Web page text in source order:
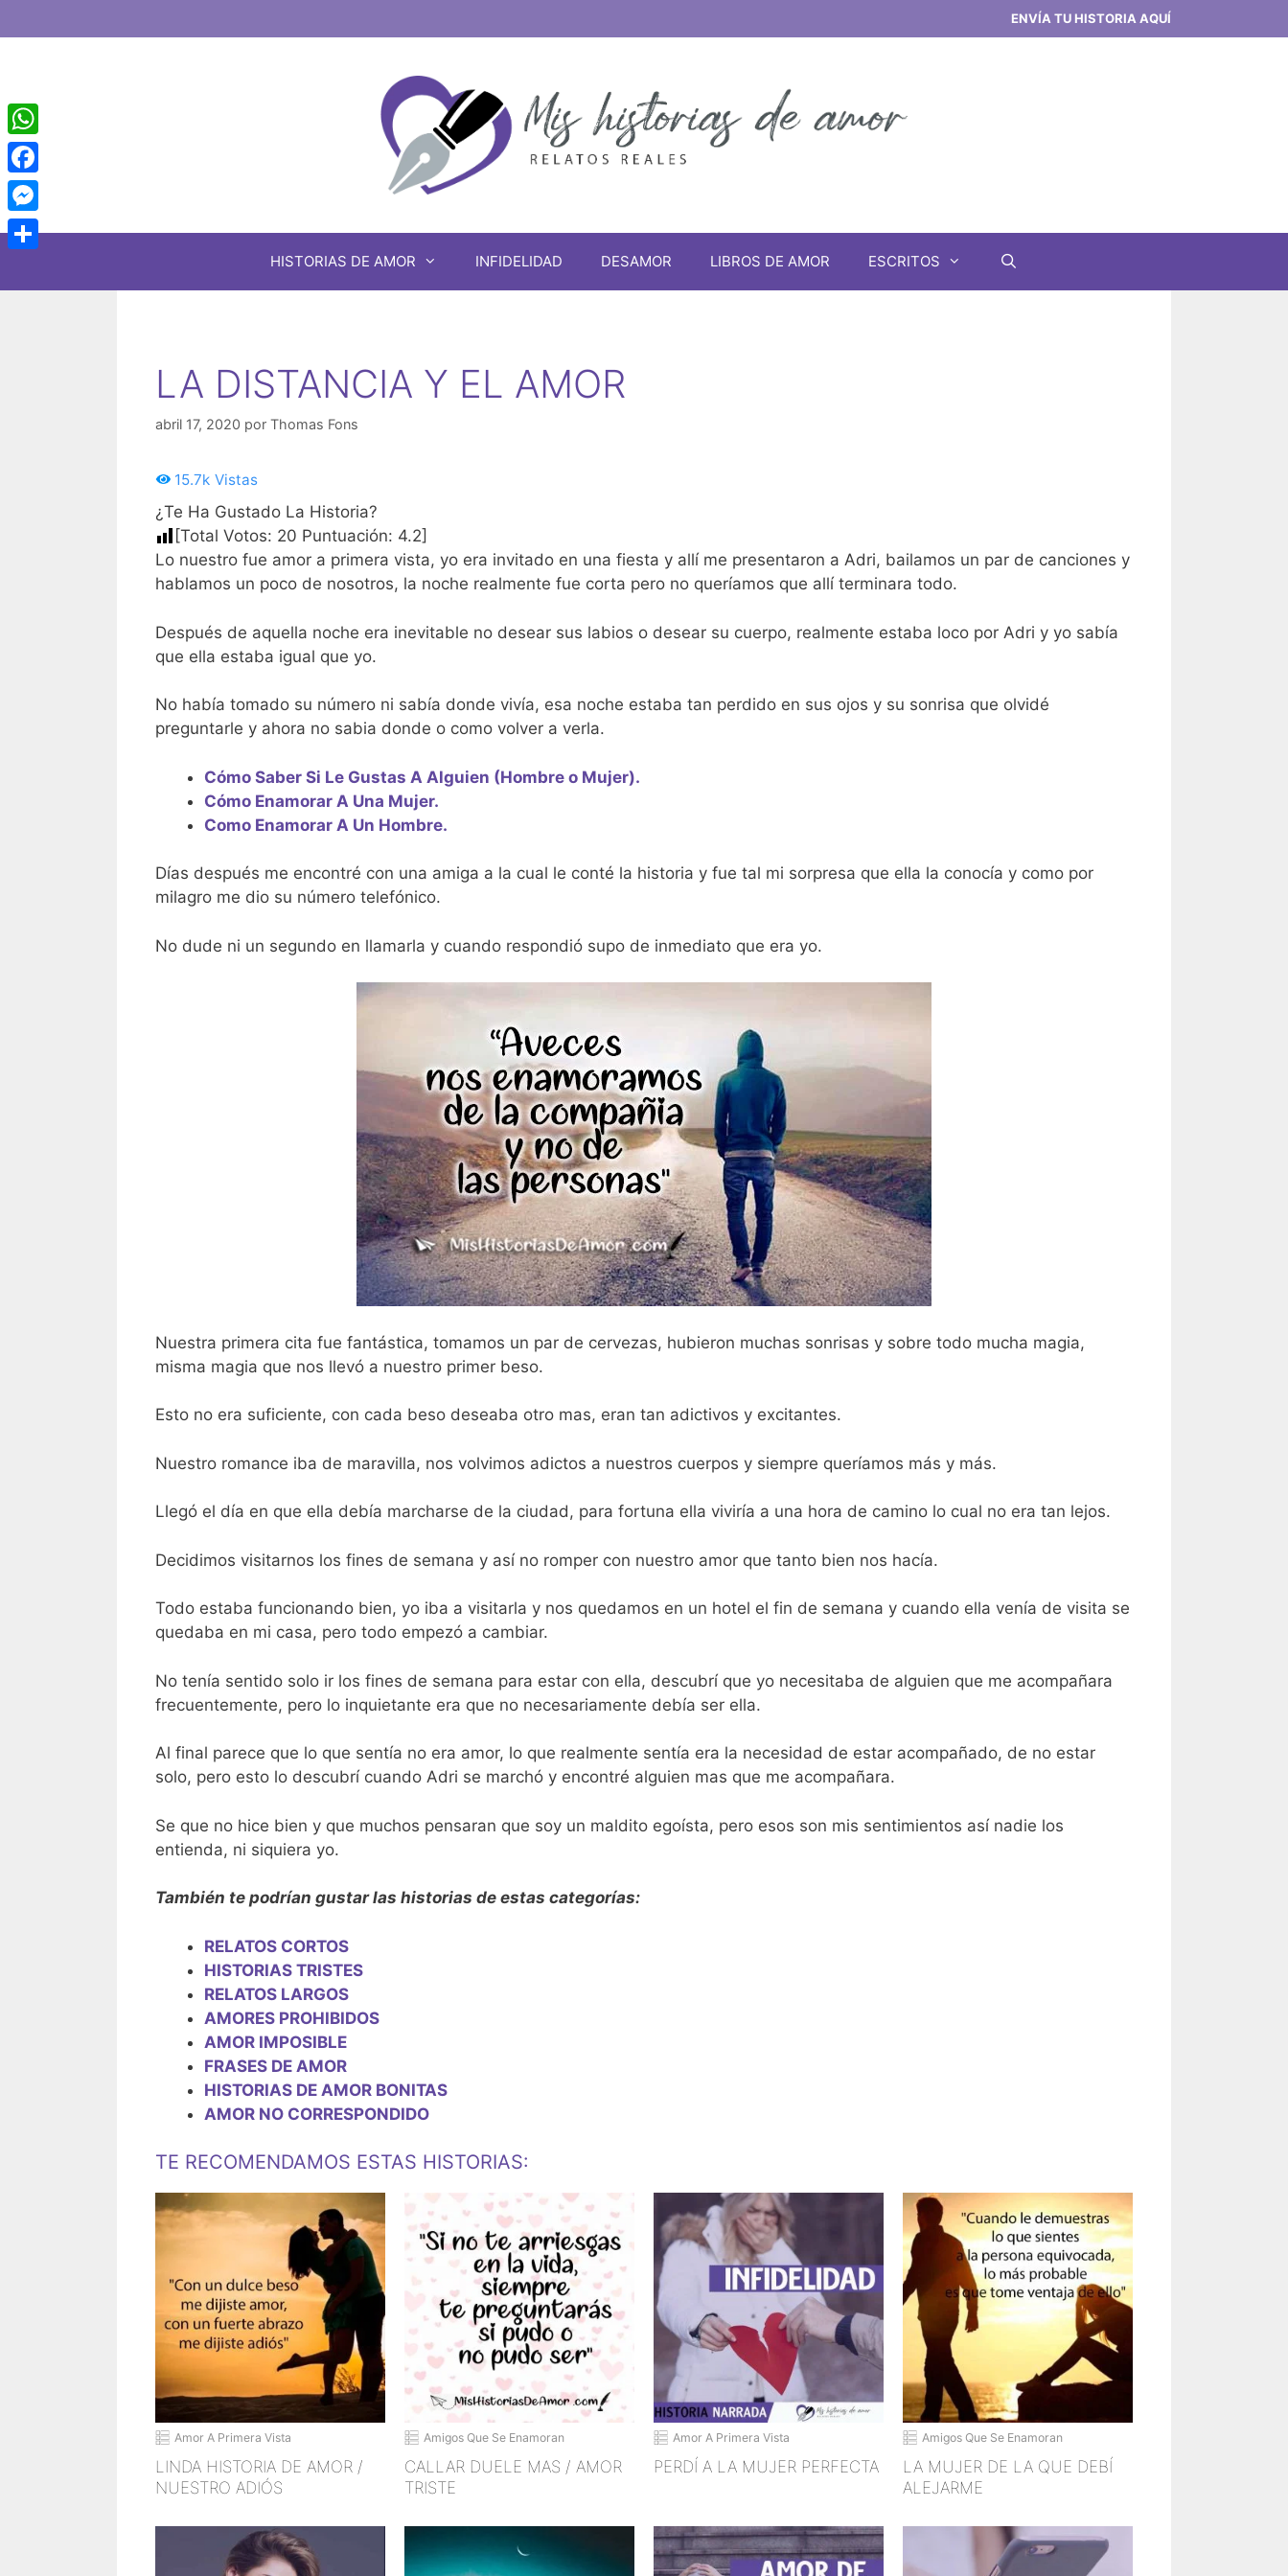
al
ENVÍA TU HISTORIA AQUÍ
HISTORIAS DE AMOR INFIDELIDAD DESAMOR LIBROS DE AMOR ESCRITOS
LA DISTANCIA Y EL AMOR
abril 17, 2020 por Thomas Fons
15.7k Vistas
¿Te Ha Gustado La Historia?
[Total Votos: 20 Puntuación: 4.2]
Lo nuestro fue amor a primera vista, yo era invitado en una fiesta y allí me presentaron a Adri, bailamos un par de canciones y
hablamos un poco de nosotros, la noche realmente fue corta pero no queríamos que allí terminara todo.
Después de aquella noche era inevitable no desear sus labios o desear su cuerpo, realmente estaba loco por Adri y yo sabía
que ella estaba igual que yo.
No había tomado su número ni sabía donde vivía, esa noche estaba tan perdido en sus ojos y su sonrisa que olvidé
preguntarle y ahora no sabia donde o como volver a verla.
Cómo Saber Si Le Gustas A Alguien (Hombre o Mujer).
Cómo Enamorar A Una Mujer.
Como Enamorar A Un Hombre.
Días después me encontré con una amiga a la cual le conté la historia y fue tal mi sorpresa que ella la conocía y como por
milagro me dio su número telefónico.
No dude ni un segundo en llamarla y cuando respondió supo de inmediato que era yo.
Nuestra primera cita fue fantástica, tomamos un par de cervezas, hubieron muchas sonrisas y sobre todo mucha magia,
misma magia que nos llevó a nuestro primer beso.
Esto no era suficiente, con cada beso deseaba otro mas, eran tan adictivos y excitantes.
Nuestro romance iba de maravilla, nos volvimos adictos a nuestros cuerpos y siempre queríamos más y más.
Llegó el día en que ella debía marcharse de la ciudad, para fortuna ella viviría a una hora de camino lo cual no era tan lejos.
Decidimos visitarnos los fines de semana y así no romper con nuestro amor que tanto bien nos hacía.
Todo estaba funcionando bien, yo iba a visitarla y nos quedamos en un hotel el fin de semana y cuando ella venía de visita se
quedaba en mi casa, pero todo empezó a cambiar.
No tenía sentido solo ir los fines de semana para estar con ella, descubrí que yo necesitaba de alguien que me acompañara
frecuentemente, pero lo inquietante era que no necesariamente debía ser ella.
Al final parece que lo que sentía no era amor, lo que realmente sentía era la necesidad de estar acompañado, de no estar
solo, pero esto lo descubrí cuando Adri se marchó y encontré alguien mas que me acompañara.
Se que no hice bien y que muchos pensaran que soy un maldito egoísta, pero esos son mis sentimientos así nadie los
entienda, ni siquiera yo.
También te podrían gustar las historias de estas categorías:
RELATOS CORTOS
HISTORIAS TRISTES
RELATOS LARGOS
AMORES PROHIBIDOS
AMOR IMPOSIBLE
FRASES DE AMOR
HISTORIAS DE AMOR BONITAS
AMOR NO CORRESPONDIDO
TE RECOMENDAMOS ESTAS HISTORIAS:
Amor A Primera Vista
LINDA HISTORIA DE AMOR /
NUESTRO ADIÓS
Amigos Que Se Enamoran
CALLAR DUELE MAS / AMOR
TRISTE
Amor A Primera Vista
PERDÍ A LA MUJER PERFECTA
Amigos Que Se Enamoran
LA MUJER DE LA QUE DEBÍ
ALEJARME
WhatsApp
Facebook
Messenger